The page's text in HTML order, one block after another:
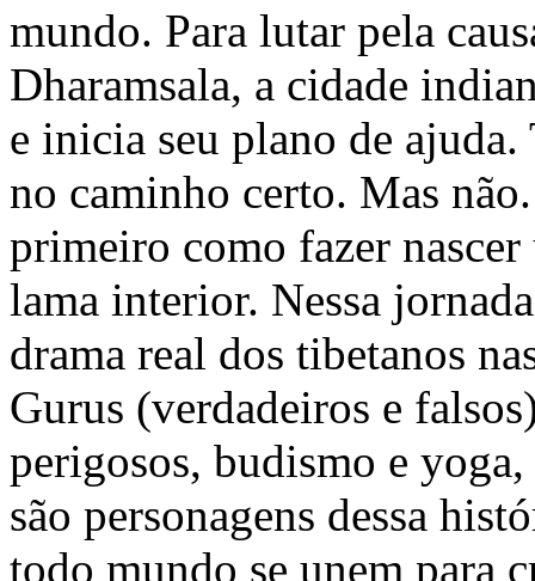
mundo. Para lutar pela
Dharamsala, a cidade
e inicia seu plano de
no caminho certo. Mas
primeiro como fazer
lama interior. Nessa
drama real dos tibetanos
Gurus (verdadeiros e
perigosos, budismo e
são personagens dessa
todo mundo se unem para